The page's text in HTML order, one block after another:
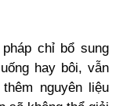
chỉ bổ sung
hay bôi, vẫn
nguyên liệu